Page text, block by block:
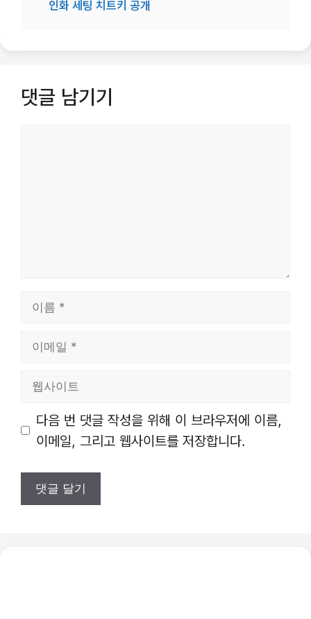
인화 세팅 치트키 공개
댓글 남기기
트
다음 번 댓글 작성을 위해 이 브라우저에 이름,
이메일, 그리고 웹사이트를 저장합니다.